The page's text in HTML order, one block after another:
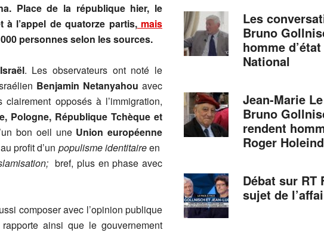
Place de la république hier, le
l’appel de quatorze partis,mais
personnes selon les sources.
Israël. Les observateurs ont noté le
Benjamin Netanyahou avec
opposés à l’immigration,
Pologne, République Tchèque et
bon oeil uneUnion européenne
profit d’un populisme identitaireen
bref, plus en phase avec
composer avec l’opinion publique
rapporte ainsi que le gouvernement
Les
Bruno
homme
National
Jean-Marie
Bruno
rendent
Roger
Débat sur RT
sujet de